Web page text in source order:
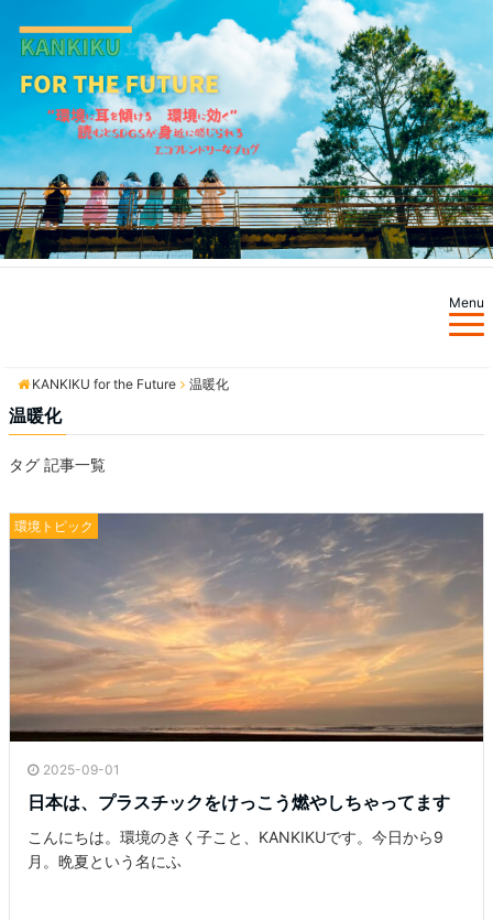
Menu
KANKIKU for the Future 温暖化
温暖化
タグ 記事一覧
環境トピック
2025-09-01
日本は、プラスチックをけっこう燃やしちゃってます
こんにちは。環境のきく子こと、KANKIKUです。今日から9
月。晩夏という名にふ